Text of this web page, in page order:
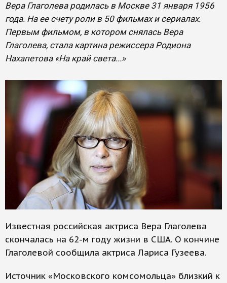
Вера Глаголева родилась в Москве 31 января 1956
года. На ее счету роли в 50 фильмах и сериалах.
Первым фильмом, в котором снялась Вера
Глаголева, стала картина режиссера Родиона
Нахапетова «На край света...»
Известная российская актриса Вера Глаголева
скончалась на 62-м году жизни в США. О кончине
Глаголевой сообщила актриса Лариса Гузеева.
Источник «Московского комсомольца» близкий к